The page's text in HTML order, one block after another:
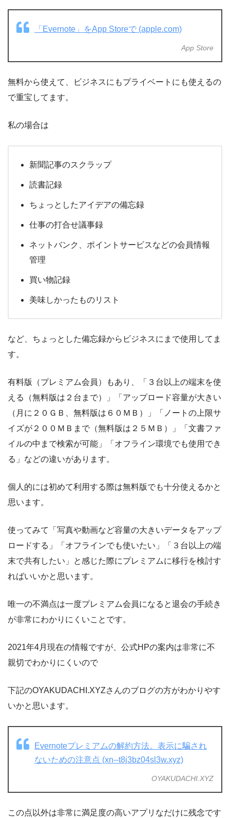
‎「Evernote」をApp Storeで (apple.com)
App Store
無料から使えて、ビジネスにもプライベートにも使えるの
で重宝してます。
私の場合は
新聞記事のスクラップ
読書記録
ちょっとしたアイデアの備忘録
仕事の打合せ議事録
ネットバンク、ポイントサービスなどの会員情報
管理
買い物記録
美味しかったものリスト
など、ちょっとした備忘録からビジネスにまで使用してま
す。
有料版（プレミアム会員）もあり、「３台以上の端末を使
える（無料版は２台まで）」「アップロード容量が大きい
（月に２０ＧＢ、無料版は６０ＭＢ）」「ノートの上限サ
イズが２００ＭＢまで（無料版は２５ＭＢ）」「文書ファ
イルの中まで検索が可能」「オフライン環境でも使用でき
る」などの違いがあります。
個人的には初めて利用する際は無料版でも十分使えるかと
思います。
使ってみて「写真や動画など容量の大きいデータをアップ
ロードする」「オフラインでも使いたい」「３台以上の端
末で共有したい」と感じた際にプレミアムに移行を検討す
ればいいかと思います。
唯一の不満点は一度プレミアム会員になると退会の手続き
が非常にわかりにくいことです。
2021年4月現在の情報ですが、公式HPの案内は非常に不
親切でわかりにくいので
下記のOYAKUDACHI.XYZさんのブログの方がわかりやす
いかと思います。
Evernoteプレミアムの解約方法。表示に騙され
ないための注意点 (xn--t8j3bz04sl3w.xyz)
OYAKUDACHI.XYZ
この点以外は非常に満足度の高いアプリなだけに残念です